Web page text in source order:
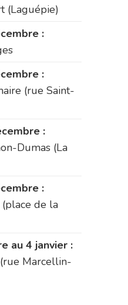
(Laguépie)
:
:
(rue Saint-
:
Dumas (La
:
de la
au 4 janvier :
Marcellin-